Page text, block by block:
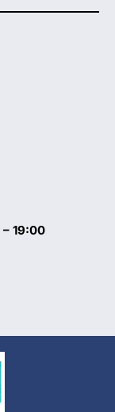
19:00